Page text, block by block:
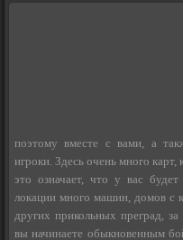
поэтому вместе с вами, а
игроки. Здесь очень много
это означает, что у вас
локации много машин, домов с
других прикольных преград,
вы начинаете обыкновенным